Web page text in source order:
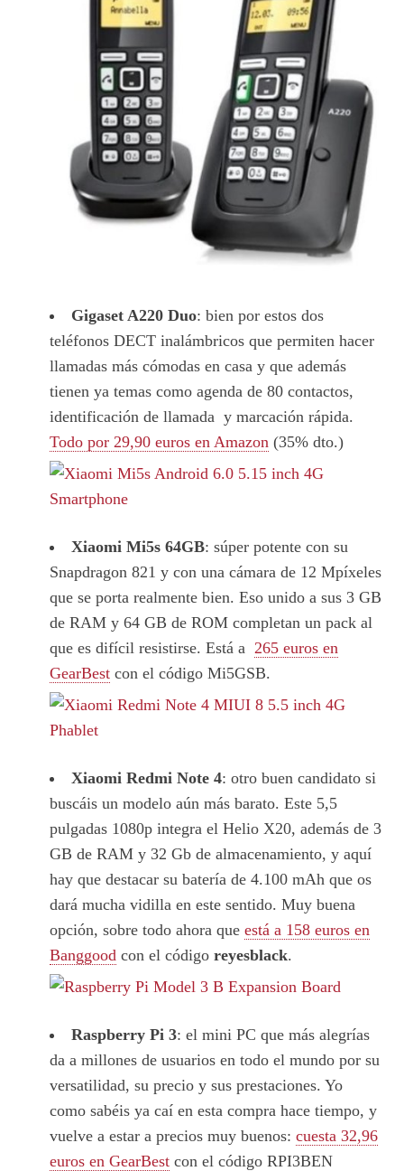
Gigaset A220 Duo: bien por estos dos
teléfonos DECT inalámbricos que permiten hacer
llamadas más cómodas en casa y que además
tienen ya temas como agenda de 80 contactos,
identificación de llamada y marcación rápida.
Todo por 29,90 euros en Amazon (35% dto.)
Xiaomi Mi5s 64GB: súper potente con su
Snapdragon 821 y con una cámara de 12 Mpíxeles
que se porta realmente bien. Eso unido a sus 3 GB
de RAM y 64 GB de ROM completan un pack al
que es difícil resistirse. Está a 265 euros en
GearBest con el código Mi5GSB.
Xiaomi Redmi Note 4: otro buen candidato si
buscáis un modelo aún más barato. Este 5,5
pulgadas 1080p integra el Helio X20, además de 3
GB de RAM y 32 Gb de almacenamiento, y aquí
hay que destacar su batería de 4.100 mAh que os
dará mucha vidilla en este sentido. Muy buena
opción, sobre todo ahora que está a 158 euros en
Banggood con el código reyesblack.
Raspberry Pi 3: el mini PC que más alegrías
da a millones de usuarios en todo el mundo por su
versatilidad, su precio y sus prestaciones. Yo
como sabéis ya caí en esta compra hace tiempo, y
vuelve a estar a precios muy buenos: cuesta 32,96
euros en GearBest con el código RPI3BEN